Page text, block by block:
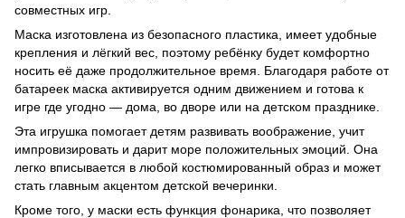
совместных игр.
Маска изготовлена из безопасного пластика, имеет удобные
крепления и лёгкий вес, поэтому ребёнку будет комфортно
носить её даже продолжительное время. Благодаря работе от
батареек маска активируется одним движением и готова к
игре где угодно — дома, во дворе или на детском празднике.
Эта игрушка помогает детям развивать воображение, учит
импровизировать и дарит море положительных эмоций. Она
легко вписывается в любой костюмированный образ и может
стать главным акцентом детской вечеринки.
Кроме того, у маски есть функция фонарика, что позволяет